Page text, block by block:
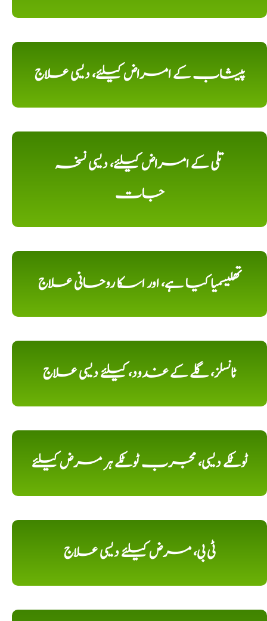
پیشاب کے امراض کیلئے، دیسی علاج
تلی کے امراض کیلئے، دیسی نسخہ
جات
تھلیسمیا کیا ہے، اور اسکا روحانی علاج
ٹانسلز، گلے کے غدود، کیلئے دیسی علاج
ٹوٹکے دیسی، مجرب ٹوٹکے ہر مرض کیلئے
ٹی بی، مرض کیلئے دیسی علاج